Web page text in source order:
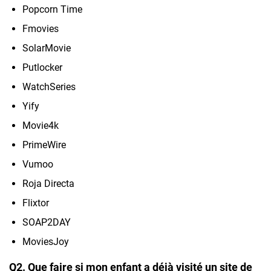
Popcorn Time
Fmovies
SolarMovie
Putlocker
WatchSeries
Yify
Movie4k
PrimeWire
Vumoo
Roja Directa
Flixtor
SOAP2DAY
MoviesJoy
Q2. Que faire si mon enfant a déjà visité un site de